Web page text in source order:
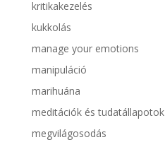
kritikakezelés
kukkolás
manage your emotions
manipuláció
marihuána
meditációk és tudatállapotok
megvilágosodás